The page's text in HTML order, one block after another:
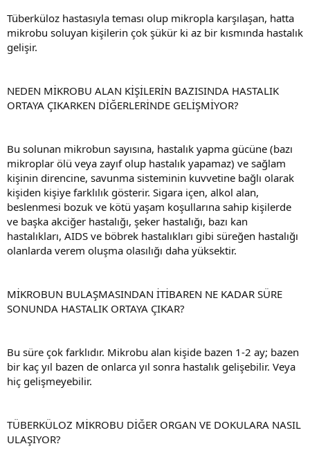
Tüberküloz hastasıyla teması olup mikropla karşılaşan, hatta
mikrobu soluyan kişilerin çok şükür ki az bir kısmında hastalık
gelişir.
NEDEN MİKROBU ALAN KİŞİLERİN BAZISINDA HASTALIK
ORTAYA ÇIKARKEN DİĞERLERİNDE GELİŞMİYOR?
Bu solunan mikrobun sayısına, hastalık yapma gücüne (bazı
mikroplar ölü veya zayıf olup hastalık yapamaz) ve sağlam
kişinin direncine, savunma sisteminin kuvvetine bağlı olarak
kişiden kişiye farklılık gösterir. Sigara içen, alkol alan,
beslenmesi bozuk ve kötü yaşam koşullarına sahip kişilerde
ve başka akciğer hastalığı, şeker hastalığı, bazı kan
hastalıkları, AIDS ve böbrek hastalıkları gibi süreğen hastalığı
olanlarda verem oluşma olasılığı daha yüksektir.
MİKROBUN BULAŞMASINDAN İTİBAREN NE KADAR SÜRE
SONUNDA HASTALIK ORTAYA ÇIKAR?
Bu süre çok farklıdır. Mikrobu alan kişide bazen 1-2 ay; bazen
bir kaç yıl bazen de onlarca yıl sonra hastalık gelişebilir. Veya
hiç gelişmeyebilir.
TÜBERKÜLOZ MİKROBU DİĞER ORGAN VE DOKULARA NASIL
ULAŞIYOR?